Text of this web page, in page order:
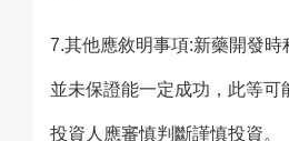
7.其他應敘明事項:新藥開發時
並未保證能一定成功，此等可
投資人應審慎判斷謹慎投資。